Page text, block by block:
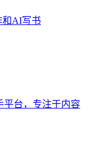
和AI写书
平台，专注于内容